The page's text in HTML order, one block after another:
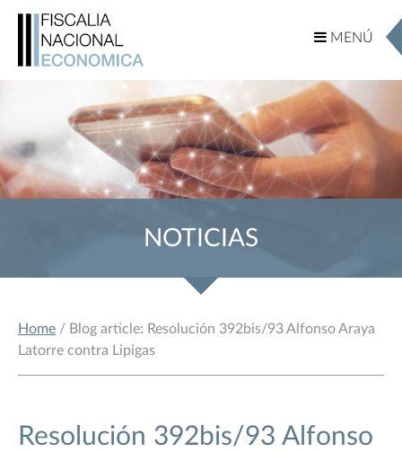
MENÚ
MENÚ
NOTICIAS
Home / Blog article: Resolución 392bis/93 Alfonso Araya
Latorre contra Lipigas
Resolución 392bis/93 Alfonso